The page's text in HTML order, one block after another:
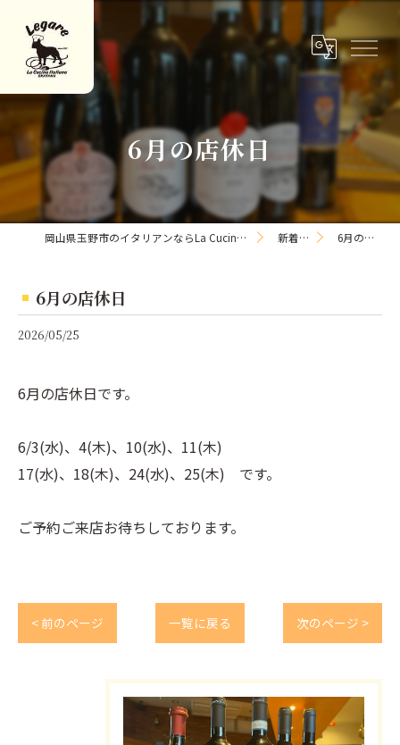
6月の店休日
岡山県玉野市のイタリアンならLa Cucina Italiana Legare 新着情報 6月の店休日
6月の店休日
2026/05/25
6月の店休日です。
6/3(水)、4(木)、10(水)、11(木)
17(水)、18(木)、24(水)、25(木) です。
ご予約ご来店お待ちしております。
< 前のページ 一覧に戻る 次のページ >